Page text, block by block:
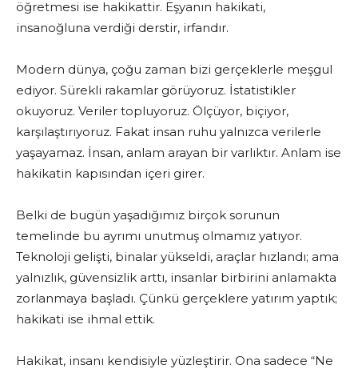
öğretmesi ise hakikattir. Eşyanın hakikati,
insanoğluna verdiği derstir, irfandır.
Modern dünya, çoğu zaman bizi gerçeklerle meşgul
ediyor. Sürekli rakamlar görüyoruz. İstatistikler
okuyoruz. Veriler topluyoruz. Ölçüyor, biçiyor,
karşılaştırıyoruz. Fakat insan ruhu yalnızca verilerle
yaşayamaz. İnsan, anlam arayan bir varlıktır. Anlam ise
hakikatin kapısından içeri girer.
Belki de bugün yaşadığımız birçok sorunun
temelinde bu ayrımı unutmuş olmamız yatıyor.
Teknoloji gelişti, binalar yükseldi, araçlar hızlandı; ama
yalnızlık, güvensizlik arttı, insanlar birbirini anlamakta
zorlanmaya başladı. Çünkü gerçeklere yatırım yaptık;
hakikati ise ihmal ettik.
Hakikat, insanı kendisiyle yüzleştirir. Ona sadece “Ne